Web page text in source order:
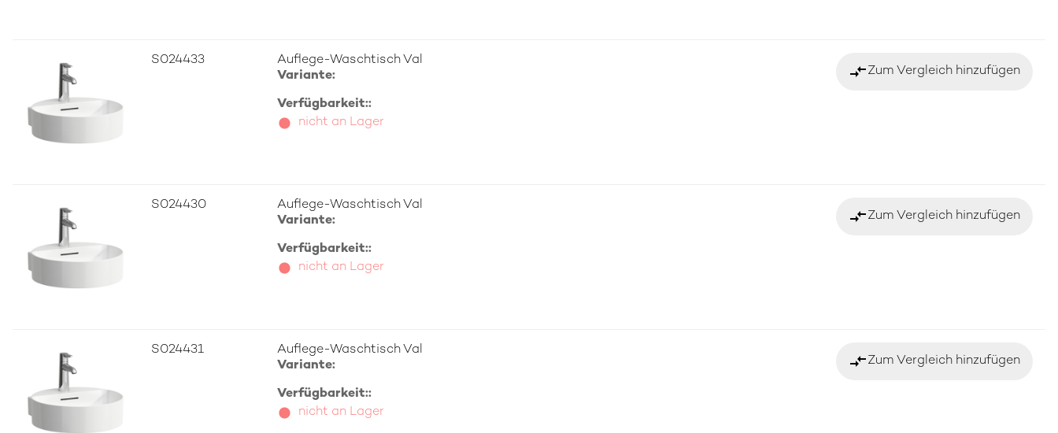
S024433
Auflege-Waschtisch Val
Variante:
Verfügbarkeit::
nicht an Lager
compare_arrowsZum Vergleich hinzufügen
S024430
Auflege-Waschtisch Val
Variante:
Verfügbarkeit::
nicht an Lager
compare_arrowsZum Vergleich hinzufügen
S024431
Auflege-Waschtisch Val
Variante:
Verfügbarkeit::
nicht an Lager
compare_arrowsZum Vergleich hinzufügen